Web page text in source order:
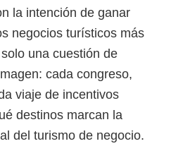
la intención de ganar
negocios turísticos más
una cuestión de
cada congreso,
viaje de incentivos
destinos marcan la
del turismo de negocio.